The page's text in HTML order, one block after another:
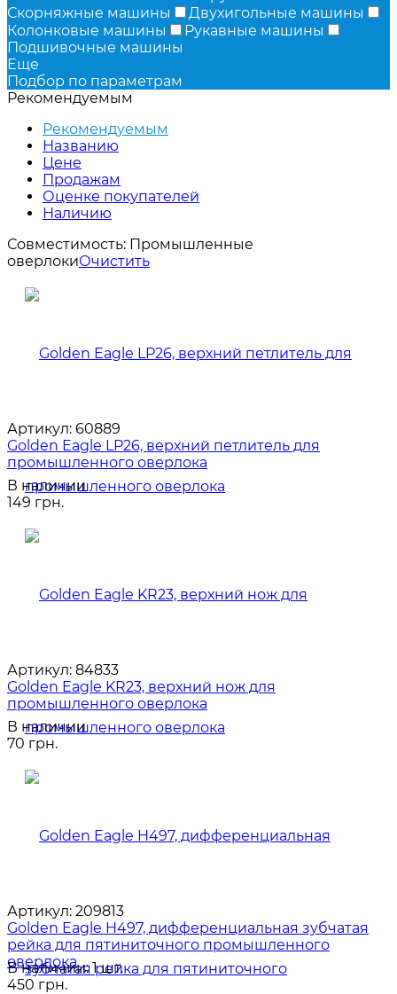
Скорняжные машины
Двухигольные машины
Колонковые машины
Рукавные машины
Подшивочные машины
Еще
Подбор по параметрам
Рекомендуемым
Рекомендуемым
Названию
Цене
Продажам
Оценке покупателей
Наличию
Совместимость: Промышленные
оверлокиОчистить
Артикул: 60889
Golden Eagle LP26, верхний петлитель для
промышленного оверлока
В наличии
149 грн.
Артикул: 84833
Golden Eagle KR23, верхний нож для
промышленного оверлока
В наличии
70 грн.
Артикул: 209813
Golden Eagle H497, дифференциальная зубчатая
рейка для пятиниточного промышленного
оверлока
В наличии: 1 шт.
450 грн.